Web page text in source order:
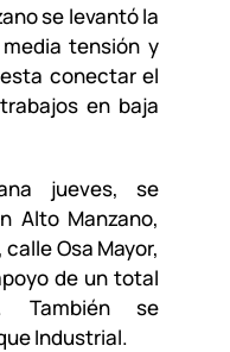
se levantó la
tensión y
conectar el
en baja
jueves, se
Alto Manzano,
Osa Mayor,
de un total
También se
Industrial.